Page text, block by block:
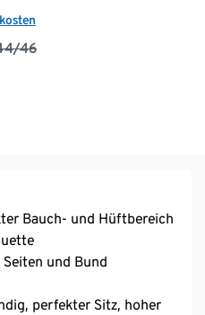
46
Bauch- und Hüftbereich
und Bund
perfekter Sitz, hoher